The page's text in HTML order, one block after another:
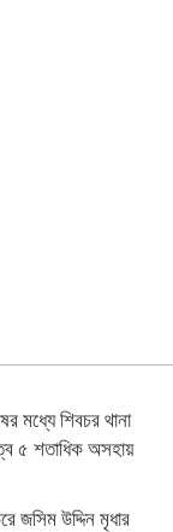
মধ্যে শিবচর থানা
৫ শতাধিক অসহায়
জসিম উদ্দিন মৃধার